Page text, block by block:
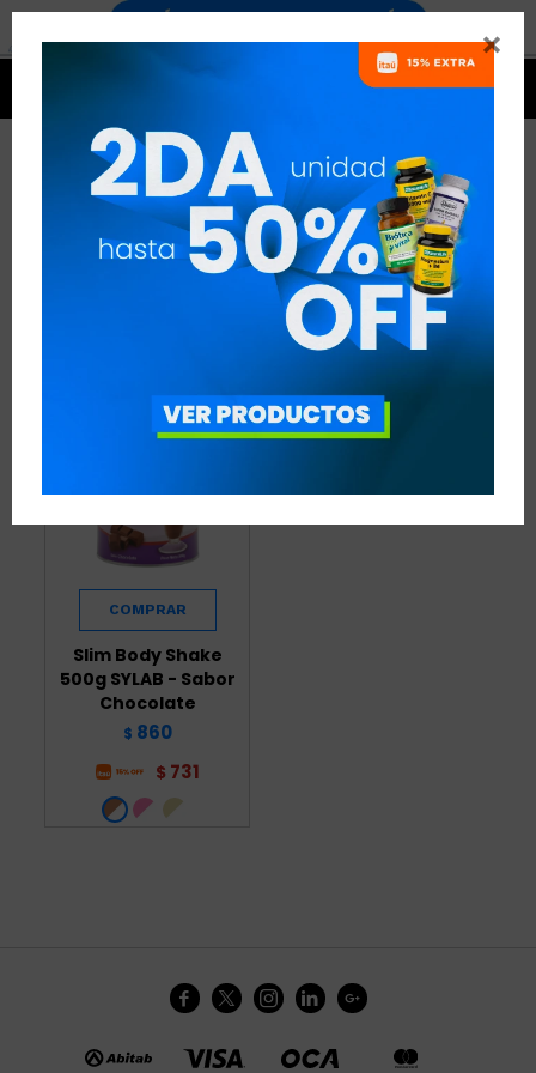

SUSTITUTOS ALIMENTICIOS
SYLAB
SYLAB QUITAR FILTROS
RECOMENDADOS
Slim Body Shake
500g SYLAB - Sabor
Chocolate
$ 860
$ 731
    